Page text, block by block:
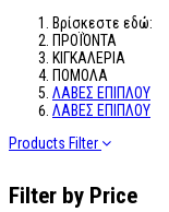
Βρίσκεστε εδώ:
ΠΡΟΪΌΝΤΑ
ΚΙΓΚΑΛΕΡΙΑ
ΠΟΜΟΛΑ
ΛΑΒΕΣ ΕΠΙΠΛΟΥ
ΛΑΒΕΣ ΕΠΙΠΛΟΥ
Products Filter
Filter by Price